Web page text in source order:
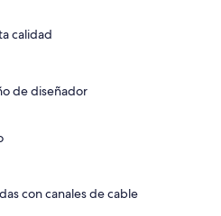
calidad
de diseñador
con canales de cable